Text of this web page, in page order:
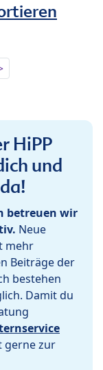
HiPP
und
betreuen wir
Neue
mehr
Beiträge der
bestehen
Damit du
gerne zur